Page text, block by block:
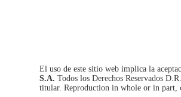
El uso de este sitio web implica la
S.A. Todos los Derechos Reservados
titular. Reproduction in whole or in part,